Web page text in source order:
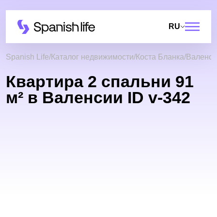
RU
Spanish Life Каталог недвижимости Коста Бланка
Квартира 2 спальни 91
м² в Валенсии ID v-342